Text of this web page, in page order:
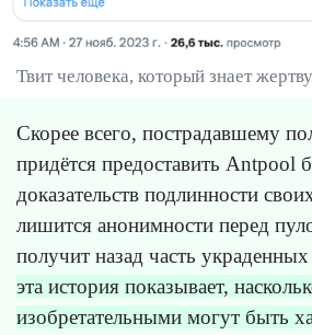
Твит человека, который знает жертву
Скорее всего, пострадавшему
придётся предоставить Antpool
доказательств подлинности
лишится анонимности перед
получит назад часть украденных
эта история показывает,
изобретательными могут быть